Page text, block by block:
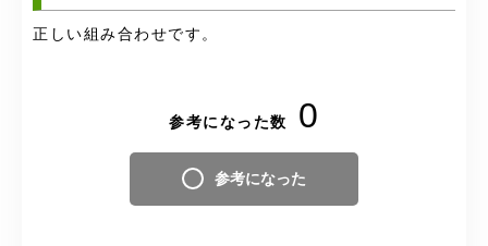
正しい組み合わせです。
参考になった数 0
参考になった